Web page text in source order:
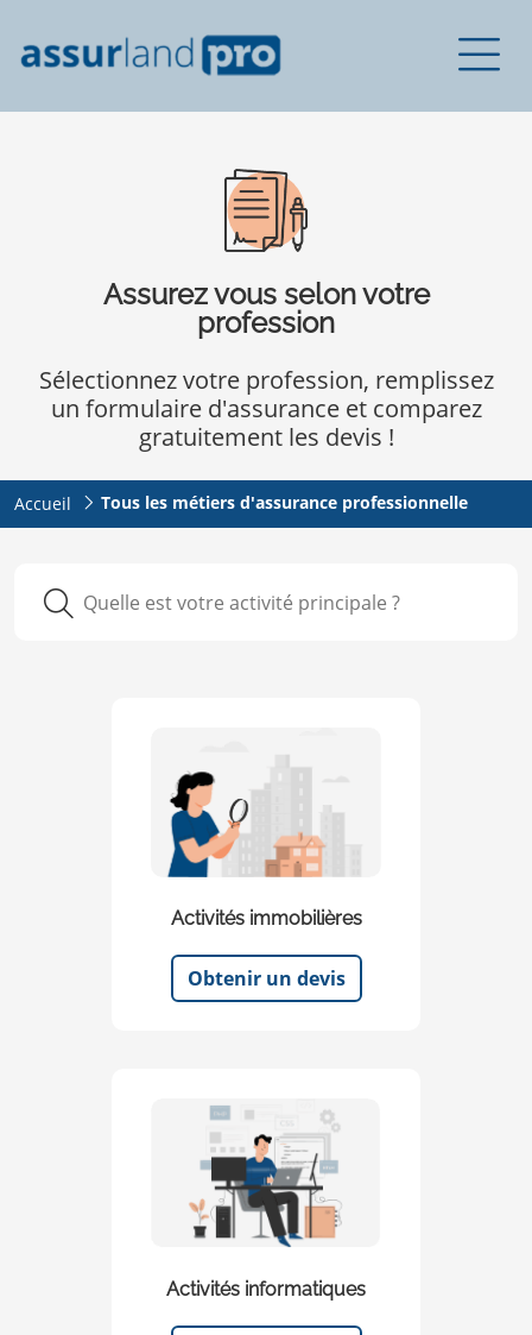
Assurez vous selon votre
profession
Sélectionnez votre profession, remplissez
un formulaire d'assurance et comparez
gratuitement les devis !
Accueil Tous les métiers d'assurance professionnelle
Activités immobilières
Obtenir un devis
Activités informatiques